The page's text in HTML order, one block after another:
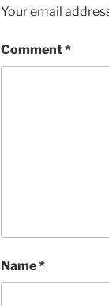
Your email
Comment*
Name*